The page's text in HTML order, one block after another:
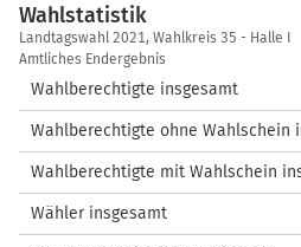
Wahlstatistik
Wahlstatistik
Landtagswahl 2021, Wahlkreis 35 - Halle I
Amtliches Endergebnis
Wahlberechtigte insgesamt
Wahlberechtigte ohne Wahlschein
Wahlberechtigte mit Wahlschein
Wähler insgesamt